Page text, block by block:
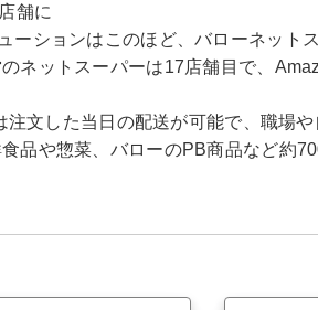
舗に
ーションはこのほど、バローネット
ネットスーパーは17店舗目で、
文した当日の配送が可能で、職場
品や惣菜、バローのPB商品など約